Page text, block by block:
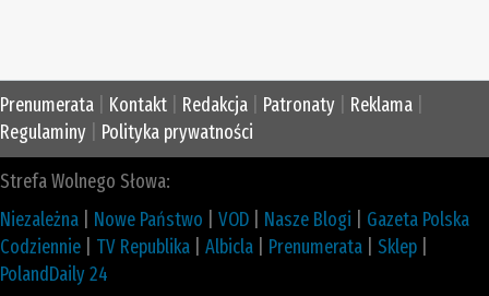
Prenumerata Kontakt Redakcja Patronaty Reklama
Regulaminy
Polityka prywatności
Strefa Wolnego Słowa:
Niezależna
Nowe Państwo VOD Nasze Blogi
Gazeta Polska
Codziennie
TV Republika Albicla Prenumerata Sklep
PolandDaily 24